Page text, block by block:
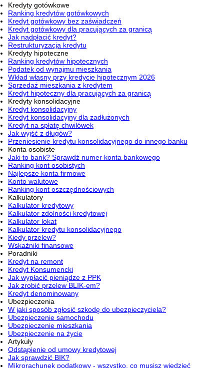
Kredyty gotówkowe
Ranking kredytów gotówkowych
Kredyt gotówkowy bez zaświadczeń
Kredyt gotówkowy dla pracujących za granicą
Jak nadpłacić kredyt?
Restrukturyzacja kredytu
Kredyty hipoteczne
Ranking kredytów hipotecznych
Podatek od wynajmu mieszkania
Wkład własny przy kredycie hipotecznym 2026
Sprzedaż mieszkania z kredytem
Kredyt hipoteczny dla pracujących za granicą
Kredyty konsolidacyjne
Kredyt konsolidacyjny
Kredyt konsolidacyjny dla zadłużonych
Kredyt na spłatę chwilówek
Jak wyjść z długów?
Przeniesienie kredytu konsolidacyjnego do innego banku
Konta osobiste
Jaki to bank? Sprawdź numer konta bankowego
Ranking kont osobistych
Najlepsze konta firmowe
Konto walutowe
Ranking kont oszczędnościowych
Kalkulatory
Kalkulator kredytowy
Kalkulator zdolności kredytowej
Kalkulator lokat
Kalkulator kredytu konsolidacyjnego
Kiedy przelew?
Wskaźniki finansowe
Poradniki
Kredyt na remont
Kredyt Konsumencki
Jak wypłacić pieniądze z PPK
Jak zrobić przelew BLIK-em?
Kredyt denominowany
Ubezpieczenia
W jaki sposób zgłosić szkodę do ubezpieczyciela?
Ubezpieczenie samochodu
Ubezpieczenie mieszkania
Ubezpieczenie na życie
Artykuły
Odstąpienie od umowy kredytowej
Jak sprawdzić BIK?
Mikrorachunek podatkowy - wszystko, co musisz wiedzieć